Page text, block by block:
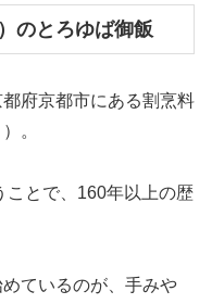
のとろゆば御飯
府京都市にある割烹料
。
ことで、160年以上の歴
ているのが、手みや